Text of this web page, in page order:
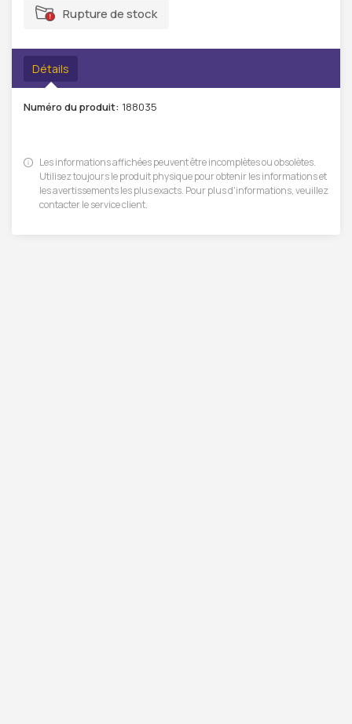
Rupture de stock
Détails
Numéro du produit: 188035
Les informations affichées peuvent être incomplètes ou obsolètes.
Utilisez toujours le produit physique pour obtenir les informations et
les avertissements les plus exacts. Pour plus d'informations, veuillez
contacter le service client.